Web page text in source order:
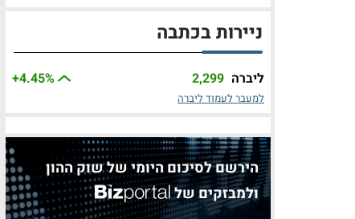
ניירות בכתבה
ליברה 2,299
+4.45%
למעבר לעמוד ליברה
הירשם לסיכום היומי של שוק ההון
ולמבזקים של